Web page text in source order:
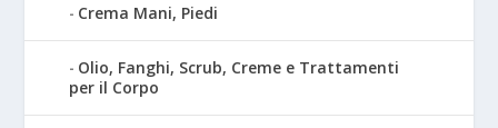
Crema Mani, Piedi
Olio, Fanghi, Scrub, Creme e Trattamenti
per il Corpo